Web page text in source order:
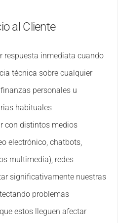
al Cliente
respuesta inmediata cuando
técnica sobre cualquier
personales u
habituales
con distintos medios
electrónico, chatbots,
multimedia), redes
significativamente nuestras
problemas
estos lleguen afectar